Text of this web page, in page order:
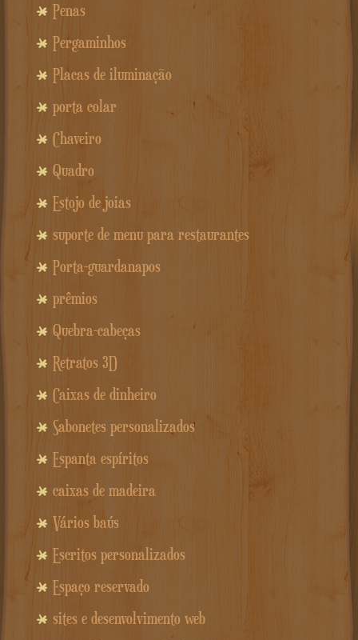
Penas
Pergaminhos
Placas de iluminação
porta colar
Chaveiro
Quadro
Estojo de joias
suporte de menu para restaurantes
Porta-guardanapos
prêmios
Quebra-cabeças
Retratos 3D
Caixas de dinheiro
Sabonetes personalizados
Espanta espíritos
caixas de madeira
Vários baús
Escritos personalizados
Espaço reservado
sites e desenvolvimento web